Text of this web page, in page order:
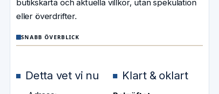
butikskarta och aktuella villkor, utan spekulation
eller överdrifter.
SNABB ÖVERBLICK
Detta vet vi nu Klart & oklart